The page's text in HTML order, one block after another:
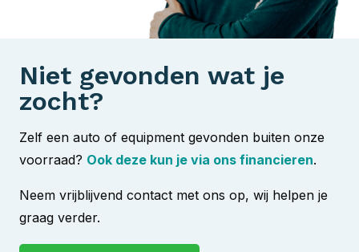
Niet gevonden wat je
zocht?
Zelf een auto of equipment gevonden buiten onze
voorraad? Ook deze kun je via ons financieren.
Neem vrijblijvend contact met ons op, wij helpen je
graag verder.